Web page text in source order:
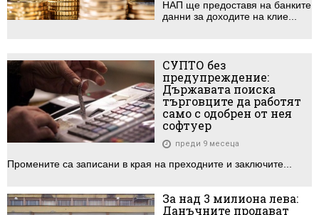
НАП ще предоставя на банките
данни за доходите на клие...
СУПТО без
предупреждение:
Държавата поиска
търговците да работят
само с одобрен от нея
софтуер
преди 9 месеца
Промените са записани в края на преходните и заключите...
За над 3 милиона лева:
Данъчните продават